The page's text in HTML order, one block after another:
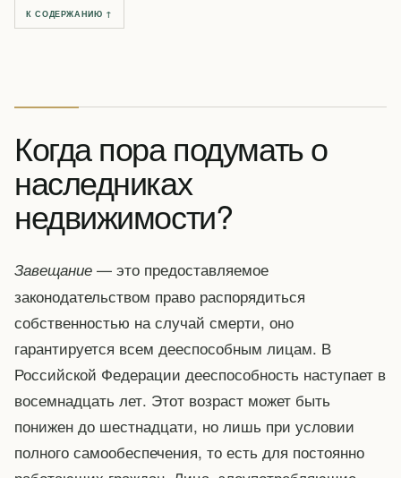
К СОДЕРЖАНИЮ ↑
Когда пора подумать о
наследниках
недвижимости?
Завещание — это предоставляемое
законодательством право распорядиться
собственностью на случай смерти, оно
гарантируется всем дееспособным лицам. В
Российской Федерации дееспособность наступает в
восемнадцать лет. Этот возраст может быть
понижен до шестнадцати, но лишь при условии
полного самообеспечения, то есть для постоянно